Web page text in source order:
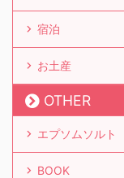
宿泊
お土産
OTHER
エプソムソルト
BOOK